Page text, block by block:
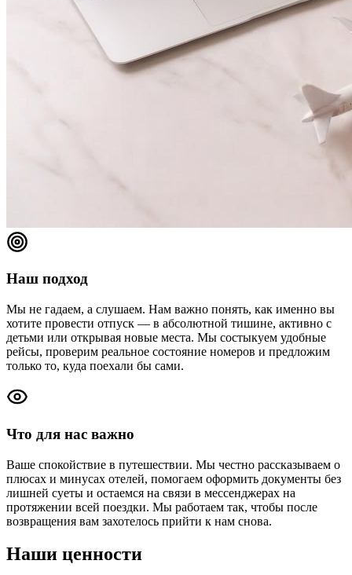
Наш подход
Мы не гадаем, а слушаем. Нам важно понять, как именно вы
хотите провести отпуск — в абсолютной тишине, активно с
детьми или открывая новые места. Мы состыкуем удобные
рейсы, проверим реальное состояние номеров и предложим
только то, куда поехали бы сами.
Что для нас важно
Ваше спокойствие в путешествии. Мы честно рассказываем о
плюсах и минусах отелей, помогаем оформить документы без
лишней суеты и остаемся на связи в мессенджерах на
протяжении всей поездки. Мы работаем так, чтобы после
возвращения вам захотелось прийти к нам снова.
Наши ценности